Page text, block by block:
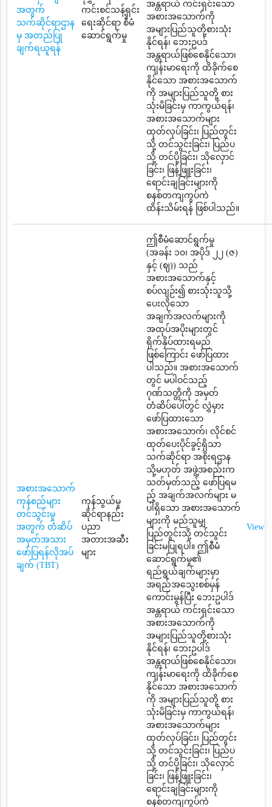
အတွက်
သက်ဆိုင်ရာဌာန
မှ အတည်ပြု
ချက်ရယူရန်
ကင်းစင်သန့်ရှင်း
ရေးဆိုင်ရာ စီမံ
ဆောင်ရွက်မှု
အန္တရာယ် ကင်းရှင်းသော
အစားအသောက်ကို
အများပြည်သူတို့စားသုံး
နိုင်ရန်၊ ဘေးဥပဒ်
အန္တရာယ်ဖြစ်စေနိုင်သော၊
ကျန်းမာရေးကို ထိခိုက်စေ
နိုင်သော အစားအသောက်
ကို အများပြည်သူတို့ စား
သုံးမိခြင်းမှ ကာကွယ်ရန်၊
အစားအသောက်များ
ထုတ်လုပ်ခြင်း၊ ပြည်တွင်း
သို့ တင်သွင်းခြင်း၊ ပြည်ပ
သို့ တင်ပို့ခြင်း၊ သိုလှောင်
ခြင်း၊ ဖြန့်ဖြူးခြင်း၊
ရောင်းချခြင်းများကို
စနစ်တကျကွပ်ကဲ
ထိန်းသိမ်းရန် ဖြစ်ပါသည်။
အစားအသောက်
ကုန်စည်များ
တင်သွင်းမှု
အတွက် တံဆိပ်
အမှတ်အသား
ဖော်ပြရန်လိုအပ်
ချက် (TBT)
ကုန်သွယ်မှု
ဆိုင်ရာနည်း
ပညာ
အတားအဆီး
များ
ဤစီမံဆောင်ရွက်မှု
(အခန်း ၁၀၊ အပိုဒ် ၂၂ (ဇ)
နှင့် (ဈ)) သည်
အစားအသောက်နှင့်
စပ်လျဉ်း၍ စားသုံးသူသို့
ပေးလိုသော
အချက်အလက်များကို
အထုပ်အပိုးများတွင်
ရိုက်နှိပ်ထားရမည်
ဖြစ်ကြောင်း ဖော်ပြထား
ပါသည်။ အစားအသောက်
တွင် မပါဝင်သည့်
ဂုဏ်သတ္တိကို အမှတ်
တံဆိပ်ပေါ်တွင် လွှဲမှား
ဖော်ပြထားသော
အစားအသောက်၊ လိုင်စင်
ထုတ်ပေးပိုင်ခွင့်ရှိသာ
သက်ဆိုင်ရာ အစိုးရဌာန
သို့မဟုတ် အဖွဲ့အစည်းက
သတ်မှတ်သည့် ဖော်ပြရမ
ည့် အချက်အလက်များ မ
ပါရှိသော အစားအသောက်
များကို မည်သူမျှ
ပြည်တွင်းသို့ တင်သွင်း
ခြင်းမပြုရပါ။ ဤစီမံ
ဆောင်ရွက်မှု၏
ရည်ရွယ်ချက်များမှာ
အရည်အသွေးစစ်မှန်
ကောင်းမွန်ပြီး ဘေးဥပါဒ်
အန္တရာယ် ကင်းရှင်းသော
အစားအသောက်ကို
အများပြည်သူတို့စားသုံး
နိုင်ရန်၊ ဘေးဥပါဒ်
အန္တရာယ်ဖြစ်စေနိုင်သော၊
ကျန်းမာရေးကို ထိခိုက်စေ
နိုင်သော အစားအသောက်
ကို အများပြည်သူတို့ စား
သုံးမိခြင်းမှ ကာကွယ်ရန်၊
အစားအသောက်များ
ထုတ်လုပ်ခြင်း၊ ပြည်တွင်း
သို့ တင်သွင်းခြင်း၊ ပြည်ပ
သို့ တင်ပို့ခြင်း၊ သိုလှောင်
ခြင်း၊ ဖြန့်ဖြူးခြင်း၊
ရောင်းချခြင်းများကို
စနစ်တကျကွပ်ကဲ
View